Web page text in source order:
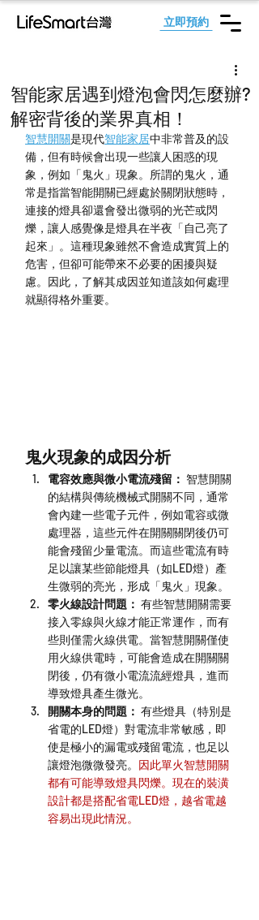
立即預約
智能家居遇到燈泡會閃怎麼辦?
解密背後的業界真相！
智慧開關是現代智能家居中非常普及的設
備，但有時候會出現一些讓人困惑的現
象，例如「鬼火」現象。所謂的鬼火，通
常是指當智能開關已經處於關閉狀態時，
連接的燈具卻還會發出微弱的光芒或閃
爍，讓人感覺像是燈具在半夜「自己亮了
起來」。這種現象雖然不會造成實質上的
危害，但卻可能帶來不必要的困擾與疑
慮。因此，了解其成因並知道該如何處理
就顯得格外重要。
鬼火現象的成因分析
電容效應與微小電流殘留： 智慧開關
的結構與傳統機械式開關不同，通常
會內建一些電子元件，例如電容或微
處理器，這些元件在開關關閉後仍可
能會殘留少量電流。而這些電流有時
足以讓某些節能燈具（如LED燈）產
生微弱的亮光，形成「鬼火」現象。
零火線設計問題： 有些智慧開關需要
接入零線與火線才能正常運作，而有
些則僅需火線供電。當智慧開關僅使
用火線供電時，可能會造成在開關關
閉後，仍有微小電流流經燈具，進而
導致燈具產生微光。
開關本身的問題： 有些燈具（特別是
省電的LED燈）對電流非常敏感，即
使是極小的漏電或殘留電流，也足以
讓燈泡微微發亮。 因此單火智慧開關
都有可能導致燈具閃爍。現在的裝潢
設計都是搭配省電LED燈，越省電越
容易出現此情況。